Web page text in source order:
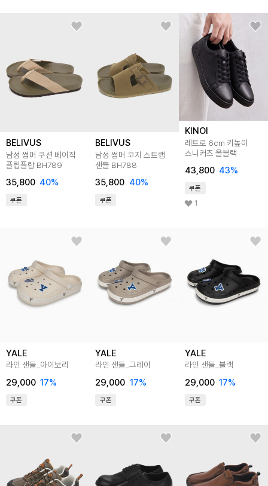
BELIVUS
남성 썸머 쿠션 베이직
플립플랍 BH789
35,800 40%
쿠폰
BELIVUS
남성 썸머 코지 스트랩
샌들 BH788
35,800 40%
쿠폰
KINOI
레트로 6cm 키높이
스니커즈 올블랙
43,800 43%
쿠폰
1
YALE
라인 샌들_아이보리
29,000 17%
쿠폰
YALE
라인 샌들_그레이
29,000 17%
쿠폰
YALE
라인 샌들_블랙
29,000 17%
쿠폰